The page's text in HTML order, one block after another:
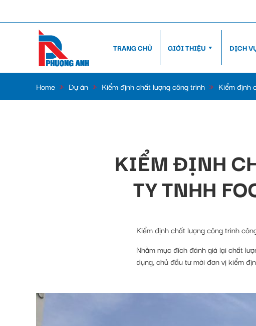
TRANG CHỦ GIỚI THIỆU DỊCH
Home » Dự án » Kiểm định chất lượng công trình » Kiểm định
KIỂM ĐỊNH
TY TNHH
Kiểm định chất lượng công trình
Nhằm mục đích đánh giá lại chất
dụng, chủ đầu tư mời đơn vị kiểm